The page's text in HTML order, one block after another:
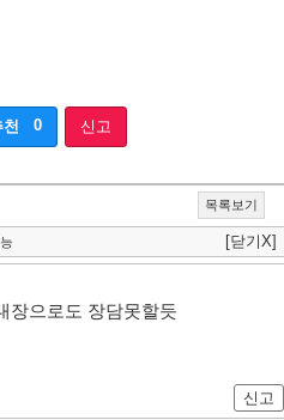
천 0 신고
목록보기
[닫기X]
장으로도 장담못할듯
신고